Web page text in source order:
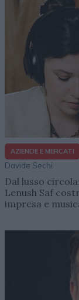
AZIENDE E MERCATI
Davide Sechi
Dal lusso
Lenush Saf
impresa e